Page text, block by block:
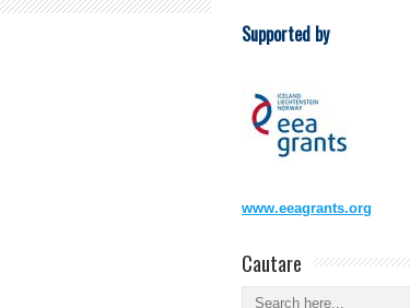
Supported by
www.eeagrants.org
Cautare